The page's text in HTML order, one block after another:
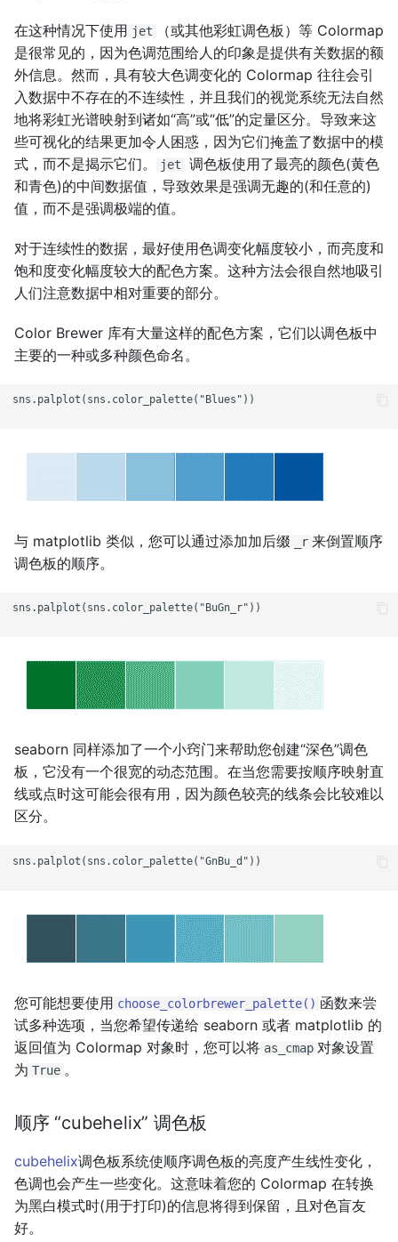
在这种情况下使用 jet
（或其他彩虹调色板）等 Colormap
是很常见的，因为色调范围给人的印象是提供有关数据的额
外信息。然而，具有较大色调变化的 Colormap 往往会引
入数据中不存在的不连续性，并且我们的视觉系统无法自然
地将彩虹光谱映射到诸如“高”或“低”的定量区分。导致来这
些可视化的结果更加令人困惑，因为它们掩盖了数据中的模
式，而不是揭示它们。
jet
调色板使用了最亮的颜色(黄色
和青色)的中间数据值，导致效果是强调无趣的(和任意的)
值，而不是强调极端的值。
对于连续性的数据，最好使用色调变化幅度较小，而亮度和
饱和度变化幅度较大的配色方案。这种方法会很自然地吸引
人们注意数据中相对重要的部分。
Color Brewer 库有大量这样的配色方案，它们以调色板中
主要的一种或多种颜色命名。
sns.palplot(sns.color_palette("Blues"))
与 matplotlib 类似，您可以通过添加加后缀 _r 来倒置顺序
调色板的顺序。
sns.palplot(sns.color_palette("BuGn_r"))
seaborn 同样添加了一个小窍门来帮助您创建“深色”调色
板，它没有一个很宽的动态范围。在当您需要按顺序映射直
线或点时这可能会很有用，因为颜色较亮的线条会比较难以
区分。
sns.palplot(sns.color_palette("GnBu_d"))
您可能想要使用 choose_colorbrewer_palette() 函数来尝
试多种选项，当您希望传递给 seaborn 或者 matplotlib 的
返回值为 Colormap 对象时，您可以将 as_cmap 对象设置
为 True 。
顺序 “cubehelix” 调色板
cubehelix调色板系统使顺序调色板的亮度产生线性变化，
色调也会产生一些变化。这意味着您的 Colormap 在转换
为黑白模式时(用于打印)的信息将得到保留，且对色盲友
好。